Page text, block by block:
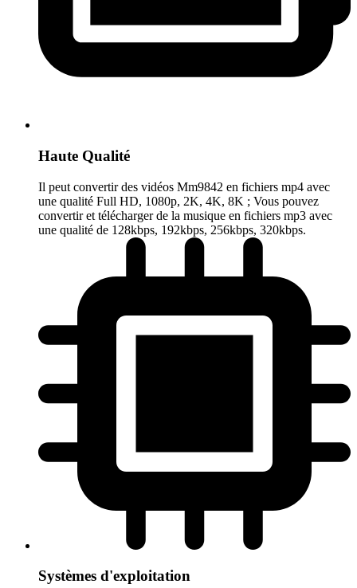
Haute Qualité
Il peut convertir des vidéos Mm9842 en fichiers mp4 avec
une qualité Full HD, 1080p, 2K, 4K, 8K ; Vous pouvez
convertir et télécharger de la musique en fichiers mp3 avec
une qualité de 128kbps, 192kbps, 256kbps, 320kbps.
Systèmes d'exploitation